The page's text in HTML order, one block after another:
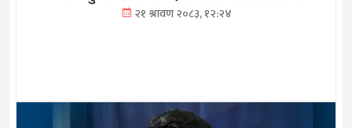
२१ श्रावण २०८३, १२:२४